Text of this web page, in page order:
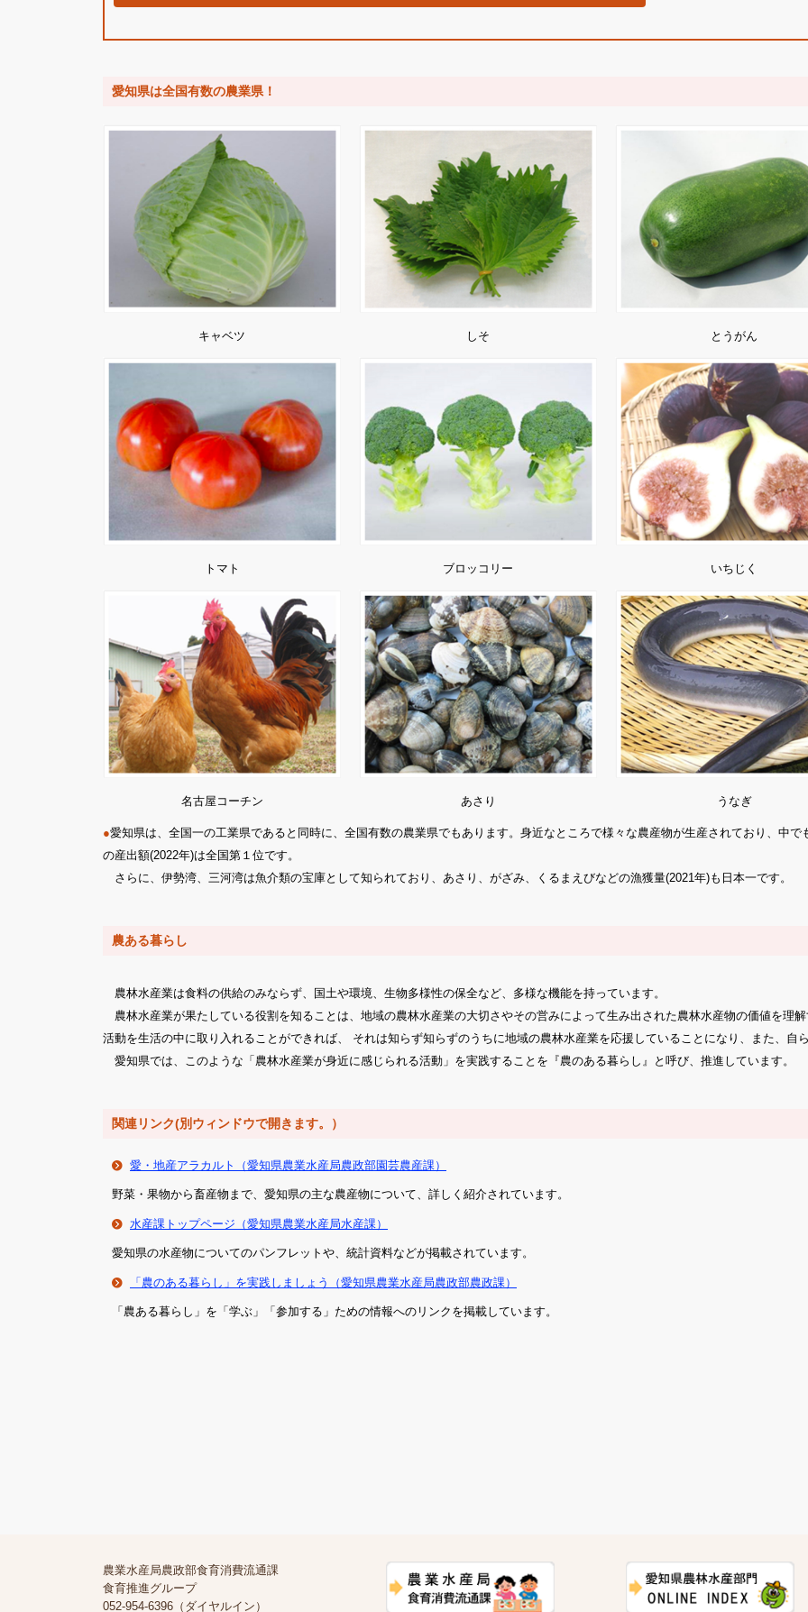
愛知県は全国有数の農業県！
キャベツ しそ とうがん
トマト ブロッコリー いちじく
名古屋コーチン あさり うなぎ
●愛知県は、全国一の工業県であると同時に、全国有数の農業県でもあります。身近なところで様々な農産物が生産されており、中
の産出額(2022年)は全国第１位です。
さらに、伊勢湾、三河湾は魚介類の宝庫として知られており、あさり、がざみ、くるまえびなどの漁獲量(2021年)も日本一です。
農ある暮らし
農林水産業は食料の供給のみならず、国土や環境、生物多様性の保全など、多様な機能を持っています。
農林水産業が果たしている役割を知ることは、地域の農林水産業の大切さやその営みによって生み出された農林水産物の価値を理
活動を生活の中に取り入れることができれば、 それは知らず知らずのうちに地域の農林水産業を応援していることになり、また、自
愛知県では、このような「農林水産業が身近に感じられる活動」を実践することを『農のある暮らし』と呼び、推進しています。
関連リンク(別ウィンドウで開きます。）
愛・地産アラカルト（愛知県農業水産局農政部園芸農産課）
野菜・果物から畜産物まで、愛知県の主な農産物について、詳しく紹介されています。
水産課トップページ（愛知県農業水産局水産課）
愛知県の水産物についてのパンフレットや、統計資料などが掲載されています。
「農のある暮らし」を実践しましょう（愛知県農業水産局農政部農政課）
「農ある暮らし」を「学ぶ」「参加する」ための情報へのリンクを掲載しています。
農業水産局農政部食育消費流通課
食育推進グループ
052-954-6396（ダイヤルイン）